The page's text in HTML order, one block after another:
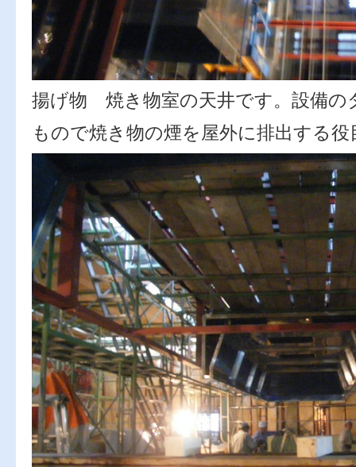
揚げ物 焼き物室の天井です。設備の
もので焼き物の煙を屋外に排出する